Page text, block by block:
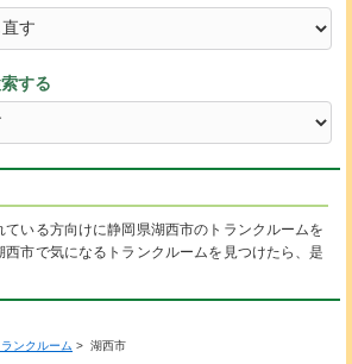
する
ている方向けに静岡県湖西市のトランクルームを
西市で気になるトランクルームを見つけたら、是
ンクルーム > 湖西市